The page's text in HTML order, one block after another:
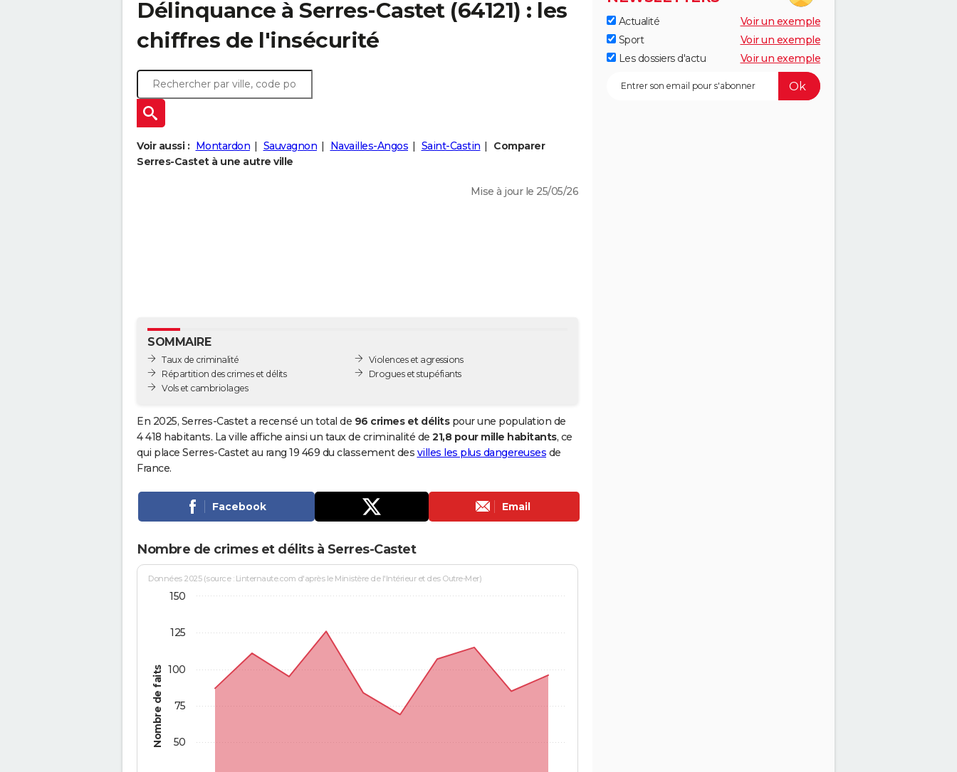
Délinquance à Serres-Castet(64121) : les
chiffres de l'insécurité
Voir aussi : Montardon Sauvagnon Navailles-Angos Saint-Castin
Comparer
Serres-Castet à une autre ville
Mise à jour le 25/05/26
SOMMAIRE
Taux de criminalité
Répartition des crimes et délits
Vols et cambriolages
Violences et agressions
Drogues et stupéfiants
En 2025, Serres-Castet a recensé un total de 96 crimes et délitspour une population de
4 418 habitants. La ville affiche ainsi un taux de criminalité de 21,8 pour mille habitants, ce
qui place Serres-Castet au rang 19 469 du classement des villes les plus dangereuses de
France.
Facebook Email
Nombre de crimes et délits à Serres-Castet
Nombre de faits
Données 2025 (source : Linternaute.com d'après le Ministère de l'Intérieur et des Outre-Mer)
50
75
100
125
150
Actualité
Voir un exemple
Sport
Voir un exemple
Les dossiers d'actu
Voir un exemple